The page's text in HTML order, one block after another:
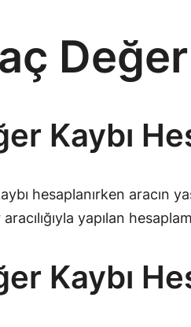
Değer
Kaybı
hesaplanırken aracın
yapılan
Kaybı